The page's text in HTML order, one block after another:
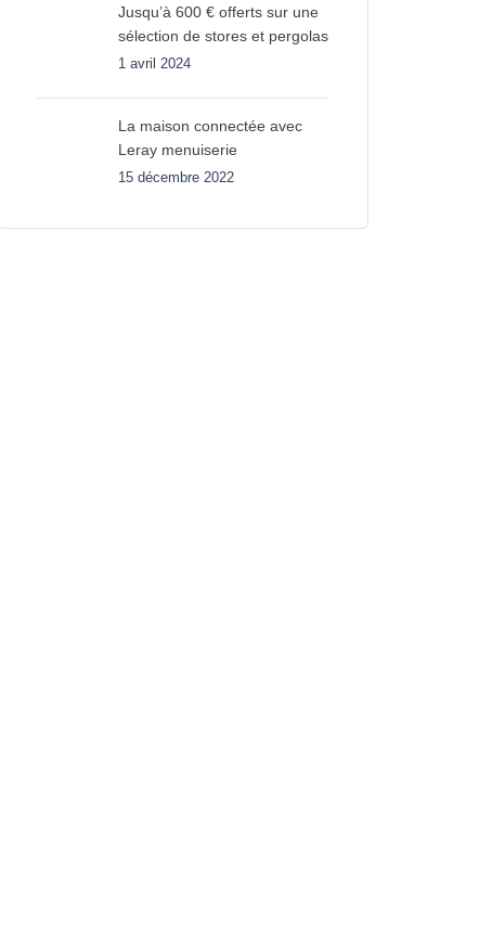
Jusqu’à 600 € offerts sur une
sélection de stores et pergolas
1 avril 2024
La maison connectée avec
Leray menuiserie
15 décembre 2022